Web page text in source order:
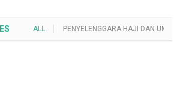
ALL PENYELENGGARA HAJI DAN UMROH